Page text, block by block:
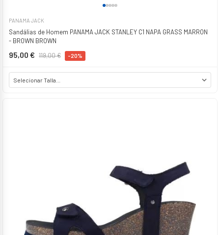
PANAMA JACK
Sandálias de Homem PANAMA JACK STANLEY C1 NAPA GRASS MARRON
- BROWN BROWN
95,00 € 119,00 € -20%